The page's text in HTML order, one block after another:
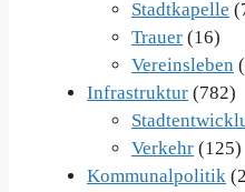
Stadtkapelle
Trauer (16)
Vereinsleben
Infrastruktur (782)
Verkehr (125)
Kommunalpolitik